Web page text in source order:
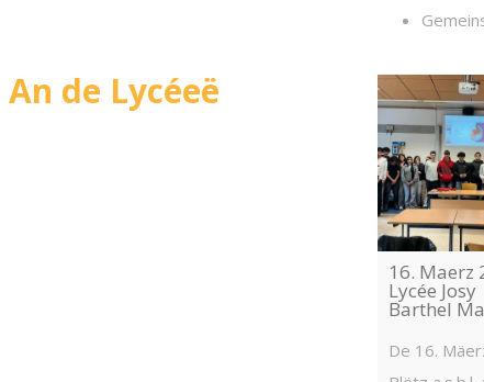
An de Lycéeë
16. Maerz
Lycée Josy
Barthel
De 16.